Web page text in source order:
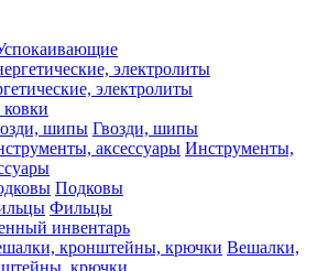
электролиты
ковки
Гвозди, шипы
Инструменты,
Подковы
Фильцы
инвентарь
Вешалки,
крючки